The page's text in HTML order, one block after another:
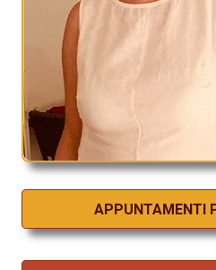
APPUNTAMENTI